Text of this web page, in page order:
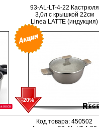
93-AL-LT-4-22 Кастрюля
3,0л с крышкой 22см
Linea LATTE (индукция)
-20%
Код товара: 450502